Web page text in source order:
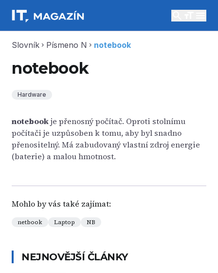
Slovník chevron_right Písmeno N chevron_right notebook
notebook
Hardware
notebookje přenosný počítač. Oproti stolnímu
počítači je uzpůsoben k tomu, aby byl snadno
přenositelný. Má zabudovaný vlastní zdroj energie
(baterie) a malou hmotnost.
Mohlo by vás také zajímat:
netbook Laptop NB
NEJNOVĚJŠÍ ČLÁNKY